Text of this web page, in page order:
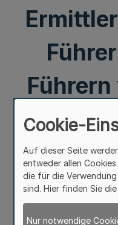
Führern
Inneres
D 1 –
Cookie-
Auf dieser Seite
entweder allen
die für die
sind. Hier finden Sie die
Nur notwendige